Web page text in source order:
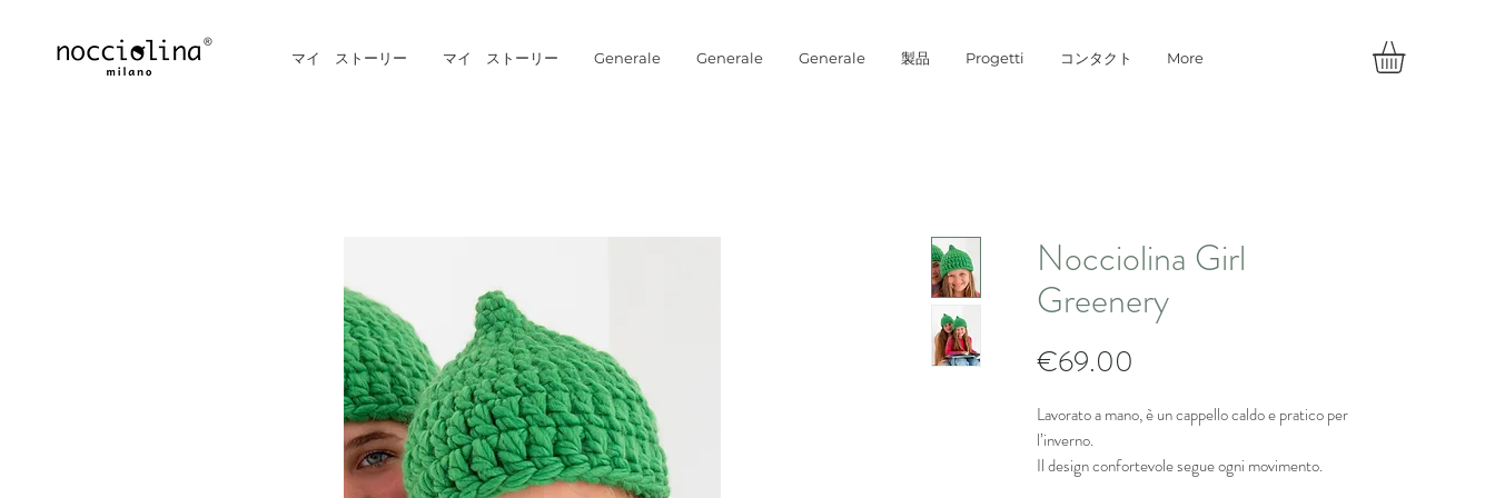
マイ ストーリー マイ ストーリー Generale Generale Generale 製品 Progetti コンタクト More
Nocciolina Girl
Greenery
€69.00
Lavorato a mano, è un cappello caldo e pratico per
l’inverno.
Il design confortevole segue ogni movimento.